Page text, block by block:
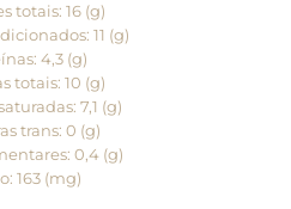
totais: 16 (g)
11 (g)
4,3 (g)
totais: 10 (g)
7,1 (g)
trans: 0 (g)
0,4 (g)
163 (mg)